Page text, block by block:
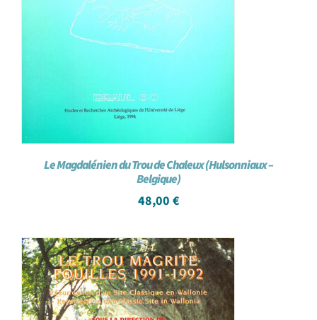
Le Magdalénien du Trou de Chaleux (Hulsonniaux –
Belgique)
48,00 €